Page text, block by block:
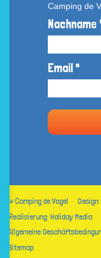
Camping de
Nachname
Email *
© Camping de Vogel
Realisierung: Holiday Media
Allgemeine
Sitemap